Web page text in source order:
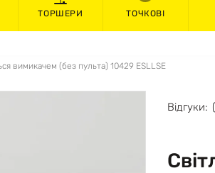
ТОРШЕРИ ТОЧКОВІ
вимикачем (без пульта) 10429 ESLLSE
Відгуки: